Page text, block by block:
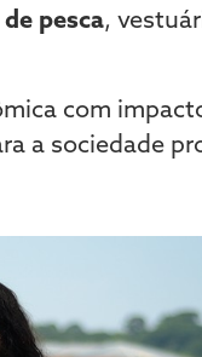
pesca,
com
a sociedade